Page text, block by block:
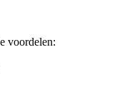
voordelen: